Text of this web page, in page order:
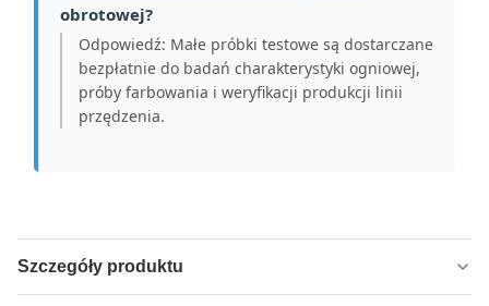
obrotowej?
Odpowiedź: Małe próbki testowe są dostarczane
bezpłatnie do badań charakterystyki ogniowej,
próby farbowania i weryfikacji produkcji linii
przędzenia.
Szczegóły produktu